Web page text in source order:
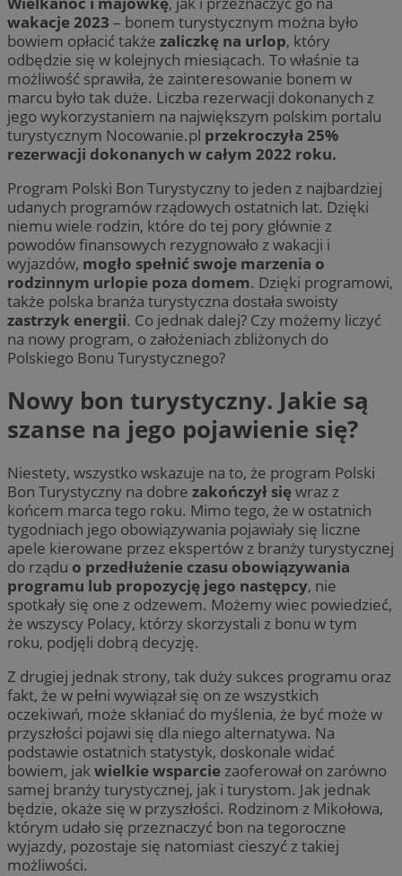
wakacje 2023 – bonem turystycznym można było
bowiem opłacić także zaliczkę na urlop, który
odbędzie się w kolejnych miesiącach. To właśnie ta
możliwość sprawiła, że zainteresowanie bonem w
marcu było tak duże. Liczba rezerwacji dokonanych z
jego wykorzystaniem na największym polskim portalu
turystycznym Nocowanie.pl przekroczyła 25%
rezerwacji dokonanych w całym 2022 roku.
Program Polski Bon Turystyczny to jeden z najbardziej
udanych programów rządowych ostatnich lat. Dzięki
niemu wiele rodzin, które do tej pory głównie z
powodów finansowych rezygnowało z wakacji i
wyjazdów, mogło spełnić swoje marzenia o
rodzinnym urlopie poza domem. Dzięki programowi,
także polska branża turystyczna dostała swoisty
zastrzyk energii. Co jednak dalej? Czy możemy liczyć
na nowy program, o założeniach zbliżonych do
Polskiego Bonu Turystycznego?
Nowy bon turystyczny. Jakie są
szanse na jego pojawienie się?
Niestety, wszystko wskazuje na to, że program Polski
Bon Turystyczny na dobre zakończył sięwraz z
końcem marca tego roku. Mimo tego, że w ostatnich
tygodniach jego obowiązywania pojawiały się liczne
apele kierowane przez ekspertów z branży turystycznej
do rządu o przedłużenie czasu obowiązywania
programu lub propozycję jego następcy, nie
spotkały się one z odzewem. Możemy wiec powiedzieć,
że wszyscy Polacy, którzy skorzystali z bonu w tym
roku, podjęli dobrą decyzję.
Z drugiej jednak strony, tak duży sukces programu oraz
fakt, że w pełni wywiązał się on ze wszystkich
oczekiwań, może skłaniać do myślenia, że być może w
przyszłości pojawi się dla niego alternatywa. Na
podstawie ostatnich statystyk, doskonale widać
bowiem, jakwielkie wsparciezaoferował on zarówno
samej branży turystycznej, jak i turystom. Jak jednak
będzie, okaże się w przyszłości. Rodzinom z Mikołowa,
którym udało się przeznaczyć bon na tegoroczne
wyjazdy, pozostaje się natomiast cieszyć z takiej
możliwości.